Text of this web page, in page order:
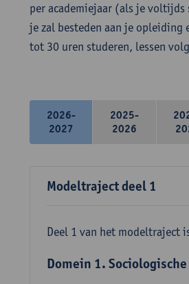
per academiejaar (als je
je zal besteden aan je opleiding
tot 30 uren studeren, lessen
2026-
2027
2025-
2026
Modeltraject deel 1
Deel 1 van het modeltraject
Domein 1.